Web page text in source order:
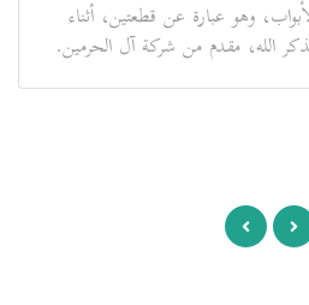
وهو عبارة عن قطعتين، أثناء
الله، مقدم من شركة آل الحرمين.